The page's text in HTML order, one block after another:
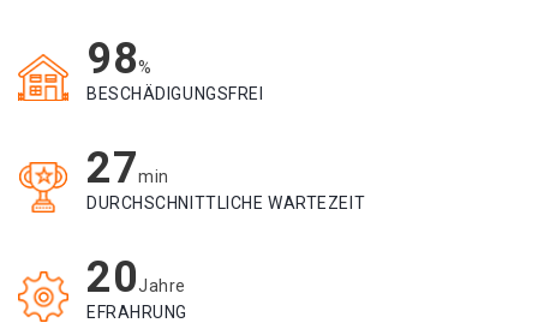
98%
BESCHÄDIGUNGSFREI
27min
DURCHSCHNITTLICHE WARTEZEIT
20Jahre
EFRAHRUNG